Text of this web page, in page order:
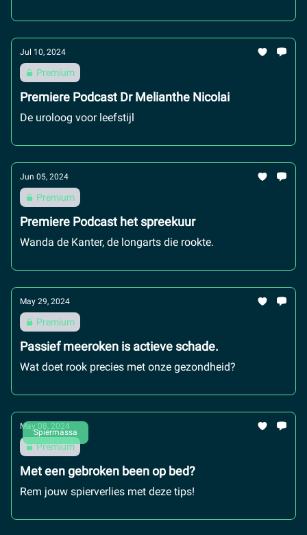
Jul 10, 2024
Premium
Premiere Podcast Dr Melianthe Nicolai
De uroloog voor leefstijl
Jun 05, 2024
Premium
Premiere Podcast het spreekuur
Wanda de Kanter, de longarts die rookte.
May 29, 2024
Premium
Passief meeroken is actieve schade.
Wat doet rook precies met onze gezondheid?
Spiermassa
May 08, 2024
Premium
Met een gebroken been op bed?
Rem jouw spierverlies met deze tips!